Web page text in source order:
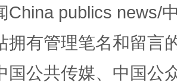
China publics news/
拥有管理笔名和留言
国公共传媒、中国公